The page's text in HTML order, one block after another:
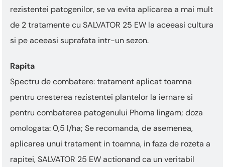
help
navigate
and
with
content.
rezistentei patogenilor, se va evita aplicarea a mai mult
de 2 tratamente cu SALVATOR 25 EW la aceeasi cultura
si pe aceeasi suprafata intr-un sezon.
Rapita
Spectru de combatere: tratament aplicat toamna
pentru cresterea rezistentei plantelor la iernare si
pentru combaterea patogenului Phoma lingam; doza
omologata: 0,5 l/ha; Se recomanda, de asemenea,
aplicarea unui tratament in toamna, in faza de rozeta a
rapitei, SALVATOR 25 EW actionand ca un veritabil